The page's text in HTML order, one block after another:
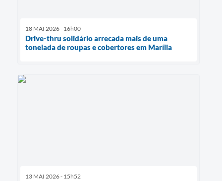
18 MAI 2026 - 16h00
Drive-thru solidário arrecada mais de uma
tonelada de roupas e cobertores em Marília
13 MAI 2026 - 15h52